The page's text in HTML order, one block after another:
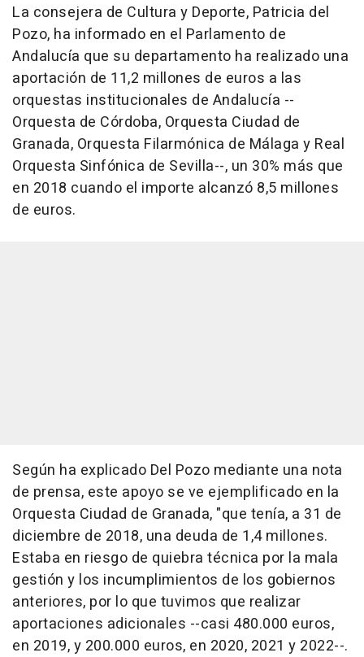
La consejera de Cultura y Deporte, Patricia del
Pozo, ha informado en el Parlamento de
Andalucía que su departamento ha realizado una
aportación de 11,2 millones de euros a las
orquestas institucionales de Andalucía --
Orquesta de Córdoba, Orquesta Ciudad de
Granada, Orquesta Filarmónica de Málaga y Real
Orquesta Sinfónica de Sevilla--, un 30% más que
en 2018 cuando el importe alcanzó 8,5 millones
de euros.
Según ha explicado Del Pozo mediante una nota
de prensa, este apoyo se ve ejemplificado en la
Orquesta Ciudad de Granada, "que tenía, a 31 de
diciembre de 2018, una deuda de 1,4 millones.
Estaba en riesgo de quiebra técnica por la mala
gestión y los incumplimientos de los gobiernos
anteriores, por lo que tuvimos que realizar
aportaciones adicionales --casi 480.000 euros,
en 2019, y 200.000 euros, en 2020, 2021 y 2022--.